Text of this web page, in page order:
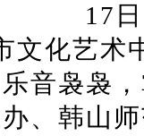
17
文化艺术
乐音袅袅，
、韩山